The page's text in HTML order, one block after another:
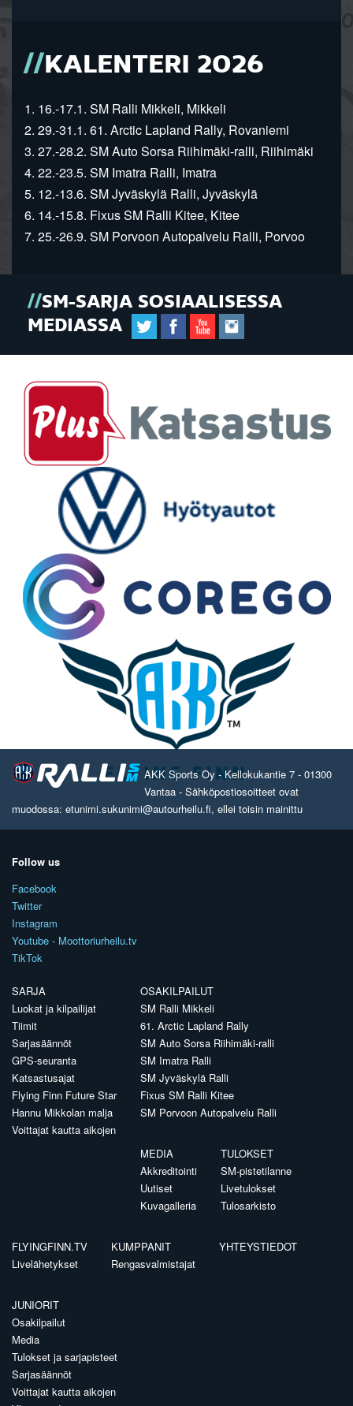
KALENTERI 2026
1. 16.-17.1. SM Ralli Mikkeli, Mikkeli
2. 29.-31.1. 61. Arctic Lapland Rally, Rovaniemi
3. 27.-28.2. SM Auto Sorsa Riihimäki-ralli, Riihimäki
4. 22.-23.5. SM Imatra Ralli, Imatra
5. 12.-13.6. SM Jyväskylä Ralli, Jyväskylä
6. 14.-15.8. Fixus SM Ralli Kitee, Kitee
7. 25.-26.9. SM Porvoon Autopalvelu Ralli, Porvoo
SM-SARJA SOSIAALISESSA
MEDIASSA
AKK Sports Oy - Kellokukantie 7 - 01300
Vantaa - Sähköpostiosoitteet ovat
muodossa: etunimi.sukunimi@autourheilu.fi, ellei toisin mainittu
Follow us
Facebook
Twitter
Instagram
Youtube - Moottoriurheilu.tv
TikTok
SARJA
Luokat ja kilpailijat
Tiimit
Sarjasäännöt
GPS-seuranta
Katsastusajat
Flying Finn Future Star
Hannu Mikkolan malja
Voittajat kautta aikojen
OSAKILPAILUT
SM Ralli Mikkeli
61. Arctic Lapland Rally
SM Auto Sorsa Riihimäki-ralli
SM Imatra Ralli
SM Jyväskylä Ralli
Fixus SM Ralli Kitee
SM Porvoon Autopalvelu Ralli
MEDIA
Akkreditointi
Uutiset
Kuvagalleria
TULOKSET
SM-pistetilanne
Livetulokset
Tulosarkisto
FLYINGFINN.TV
Livelähetykset
KUMPPANIT
Rengasvalmistajat
YHTEYSTIEDOT
JUNIORIT
Osakilpailut
Media
Tulokset ja sarjapisteet
Sarjasäännöt
Voittajat kautta aikojen